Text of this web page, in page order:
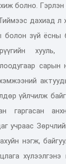
болно. Г
дахиад л
зүй ёсны
рүүгийн хууль,
сарын
үйлчилж
гаргасан
учраас
нэгж,
хүлээлгэнэ